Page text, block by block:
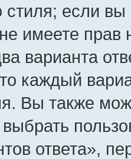
стиля; если
имеете прав
варианта
каждый
Вы также
выбрать
ответа»,